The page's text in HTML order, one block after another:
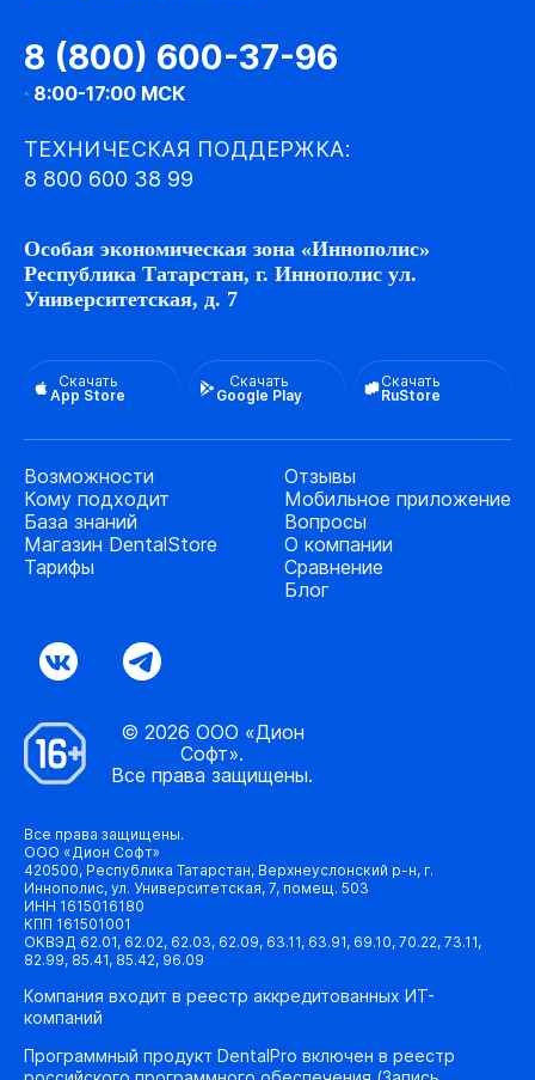
8 (800) 600-37-96
· 8:00-17:00 МСК
ТЕХНИЧЕСКАЯ ПОДДЕРЖКА:
8 800 600 38 99
Особая экономическая зона «Иннополис»
Республика Татарстан, г. Иннополис ул.
Университетская, д. 7
Скачать
App Store
Скачать
Google Play
Скачать
RuStore
Возможности
Кому подходит
База знаний
Магазин DentalStore
Тарифы
Отзывы
Мобильное приложение
Вопросы
О компании
Сравнение
Блог
© 2026 ООО «Дион
Софт».
Все права защищены.
Все права защищены.
ООО «Дион Софт»
420500, Республика Татарстан, Верхнеуслонский р-н, г.
Иннополис, ул. Университетская, 7, помещ. 503
ИНН 1615016180
КПП 161501001
ОКВЭД 62.01, 62.02, 62.03, 62.09, 63.11, 63.91, 69.10, 70.22, 73.11,
82.99, 85.41, 85.42, 96.09
Компания входит в реестр аккредитованных ИТ-
компаний
Программный продукт DentalPro включен в реестр